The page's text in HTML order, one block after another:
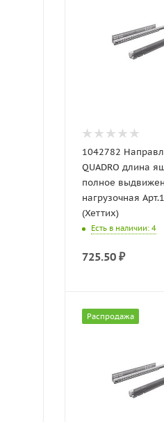
1042782
QUADRO длина
полное
нагрузочная
(Хеттих)
Есть в наличии: 4
725.50 ₽
Распродажа